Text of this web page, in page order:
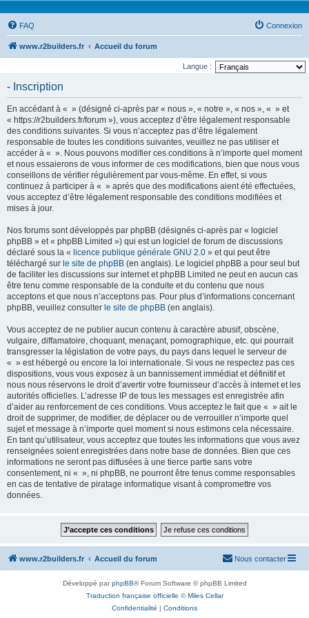
FAQ Connexion
www.r2builders.fr Accueil du forum
Langue :
- Inscription
En accédant à « » (désigné ci-après par « nous », « notre », « nos », « » et
« https://r2builders.fr/forum »), vous acceptez d’être légalement responsable
des conditions suivantes. Si vous n’acceptez pas d’être légalement
responsable de toutes les conditions suivantes, veuillez ne pas utiliser et
accéder à « ». Nous pouvons modifier ces conditions à n’importe quel moment
et nous essaierons de vous informer de ces modifications, bien que nous vous
conseillons de vérifier régulièrement par vous-même. En effet, si vous
continuez à participer à « » après que des modifications aient été effectuées,
vous acceptez d’être légalement responsable des conditions modifiées et
mises à jour.
Nos forums sont développés par phpBB (désignés ci-après par « logiciel
phpBB » et « phpBB Limited ») qui est un logiciel de forum de discussions
déclaré sous la « licence publique générale GNU 2.0 » et qui peut être
téléchargé sur le site de phpBB (en anglais). Le logiciel phpBB a pour seul but
de faciliter les discussions sur internet et phpBB Limited ne peut en aucun cas
être tenu comme responsable de la conduite et du contenu que nous
acceptons et que nous n’acceptons pas. Pour plus d’informations concernant
phpBB, veuillez consulter le site de phpBB (en anglais).
Vous acceptez de ne publier aucun contenu à caractère abusif, obscène,
vulgaire, diffamatoire, choquant, menaçant, pornographique, etc. qui pourrait
transgresser la législation de votre pays, du pays dans lequel le serveur de
« » est hébergé ou encore la loi internationale. Si vous ne respectez pas ces
dispositions, vous vous exposez à un bannissement immédiat et définitif et
nous nous réservons le droit d’avertir votre fournisseur d’accès à internet et les
autorités officielles. L’adresse IP de tous les messages est enregistrée afin
d’aider au renforcement de ces conditions. Vous acceptez le fait que « » ait le
droit de supprimer, de modifier, de déplacer ou de verrouiller n’importe quel
sujet et message à n’importe quel moment si nous estimons cela nécessaire.
En tant qu’utilisateur, vous acceptez que toutes les informations que vous avez
renseignées soient enregistrées dans notre base de données. Bien que ces
informations ne seront pas diffusées à une tierce partie sans votre
consentement, ni « », ni phpBB, ne pourront être tenus comme responsables
en cas de tentative de piratage informatique visant à compromettre vos
données.
www.r2builders.fr Accueil du forum Nous contacter
Développé parphpBB® Forum Software © phpBB Limited
Traduction française officielle ©Miles Cellar
Confidentialité | Conditions